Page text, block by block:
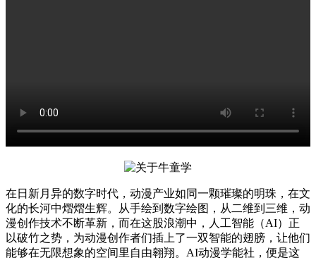
在日新月异的数字时代，动漫产业如同一颗璀璨的明珠，在文
化的长河中熠熠生辉。从手绘到数字绘图，从二维到三维，动
漫创作技术不断革新，而在这股浪潮中，人工智能（AI）正
以破竹之势，为动漫创作者们插上了一双智能的翅膀，让他们
能够在无限想象的空间里自由翱翔。AI动漫学能社，便是这